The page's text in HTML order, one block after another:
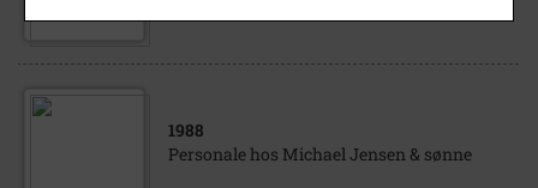
1988
Personale hos Michael Jensen & sønne